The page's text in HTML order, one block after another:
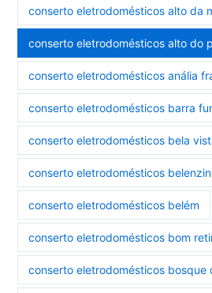
conserto eletrodomésticos alto da
conserto eletrodomésticos alto do
conserto eletrodomésticos anália
conserto eletrodomésticos barra
conserto eletrodomésticos bela
conserto eletrodomésticos
conserto eletrodomésticos belém
conserto eletrodomésticos bom
conserto eletrodomésticos bosque